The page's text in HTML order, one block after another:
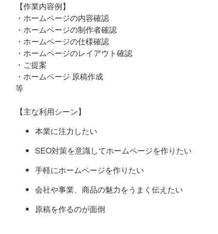
【作業内容例】
・ホームページの内容確認
・ホームページの制作者確認
・ホームページの仕様確認
・ホームページのレイアウト確認
・ご提案
・ホームページ 原稿作成
等
【主な利用シーン】
本業に注力したい
SEO対策を意識してホームページを作りたい
手軽にホームページを作りたい
会社や事業、商品の魅力をうまく伝えたい
原稿を作るのが面倒